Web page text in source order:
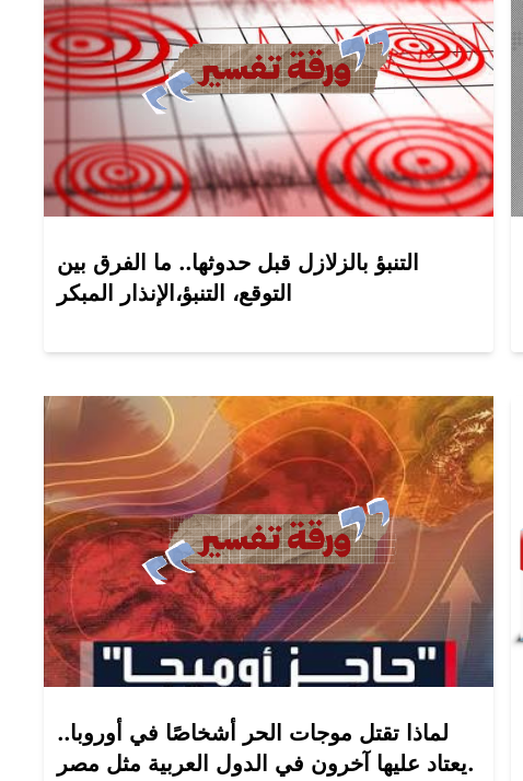
التنبؤ بالزلازل قبل حدوثها.. ما الفرق بين
التوقع، التنبؤ،الإنذار المبكر
لماذا تقتل موجات الحر أشخاصًا في أوروبا..
يعتاد عليها آخرون في الدول العربية مثل مصر.